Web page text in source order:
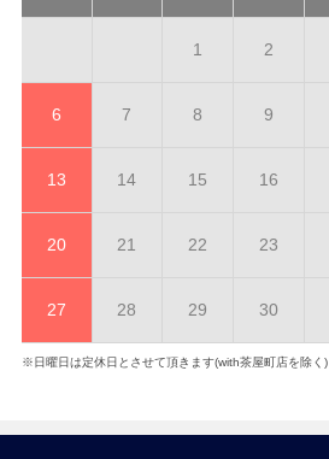
1 2
6 7 8 9
13 14 15 16
20 21 22 23
27 28 29 30
※日曜日は定休日とさせて頂きます(with茶屋町店を除く)